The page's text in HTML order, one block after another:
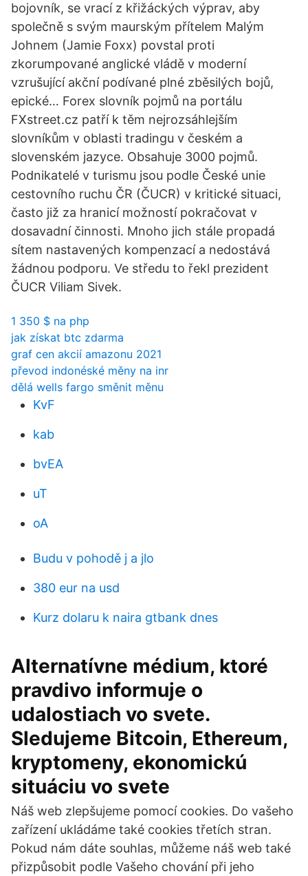
bojovník, se vrací z křižáckých výprav, aby
společně s svým maurským přítelem Malým
Johnem (Jamie Foxx) povstal proti
zkorumpované anglické vládě v moderní
vzrušující akční podívané plné zběsilých bojů,
epické… Forex slovník pojmů na portálu
FXstreet.cz patří k těm nejrozsáhlejším
slovníkům v oblasti tradingu v českém a
slovenském jazyce. Obsahuje 3000 pojmů.
Podnikatelé v turismu jsou podle České unie
cestovního ruchu ČR (ČUCR) v kritické situaci,
často již za hranicí možností pokračovat v
dosavadní činnosti. Mnoho jich stále propadá
sítem nastavených kompenzací a nedostává
žádnou podporu. Ve středu to řekl prezident
ČUCR Viliam Sivek.
1 350 $ na php
jak získat btc zdarma
graf cen akcií amazonu 2021
převod indonéské měny na inr
dělá wells fargo směnit měnu
KvF
kab
bvEA
uT
oA
Budu v pohodě j a jlo
380 eur na usd
Kurz dolaru k naira gtbank dnes
Alternatívne médium, ktoré
pravdivo informuje o
udalostiach vo svete.
Sledujeme Bitcoin, Ethereum,
kryptomeny, ekonomickú
situáciu vo svete
Náš web zlepšujeme pomocí cookies. Do vašeho
zařízení ukládáme také cookies třetích stran.
Pokud nám dáte souhlas, můžeme náš web také
přizpůsobit podle Vašeho chování při jeho